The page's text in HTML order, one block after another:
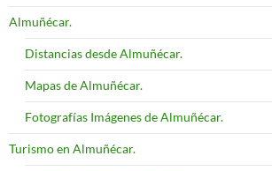
Almuñécar.
Distancias desde Almuñécar.
Mapas de Almuñécar.
Fotografías Imágenes de Almuñécar.
Turismo en Almuñécar.